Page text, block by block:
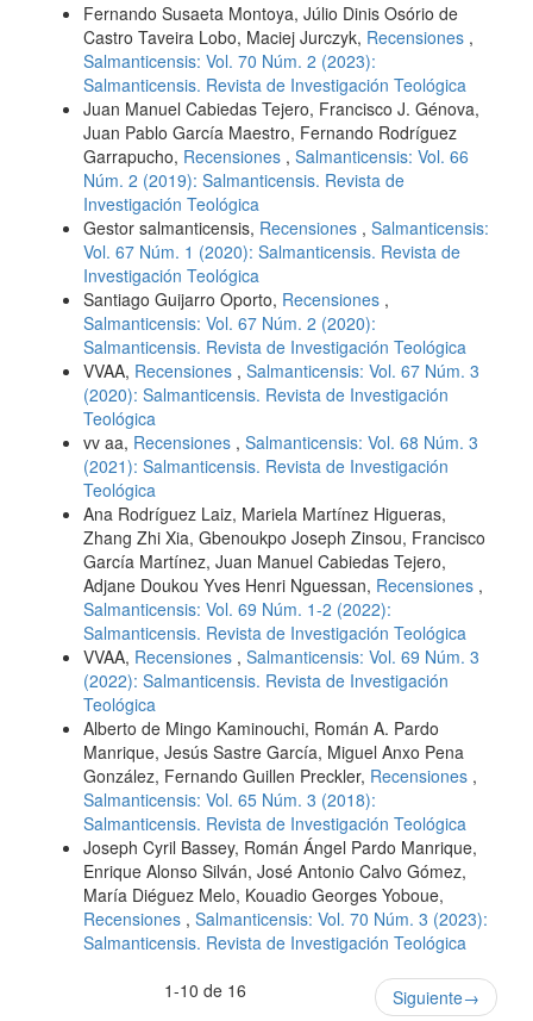
Fernando Susaeta Montoya, Júlio Dinis Osório de
Castro Taveira Lobo, Maciej Jurczyk, Recensiones ,
Salmanticensis: Vol. 70 Núm. 2 (2023):
Salmanticensis. Revista de Investigación Teológica
Juan Manuel Cabiedas Tejero, Francisco J. Génova,
Juan Pablo García Maestro, Fernando Rodríguez
Garrapucho, Recensiones , Salmanticensis: Vol. 66
Núm. 2 (2019): Salmanticensis. Revista de
Investigación Teológica
Gestor salmanticensis, Recensiones , Salmanticensis:
Vol. 67 Núm. 1 (2020): Salmanticensis. Revista de
Investigación Teológica
Santiago Guijarro Oporto, Recensiones ,
Salmanticensis: Vol. 67 Núm. 2 (2020):
Salmanticensis. Revista de Investigación Teológica
VVAA, Recensiones , Salmanticensis: Vol. 67 Núm. 3
(2020): Salmanticensis. Revista de Investigación
Teológica
vv aa, Recensiones , Salmanticensis: Vol. 68 Núm. 3
(2021): Salmanticensis. Revista de Investigación
Teológica
Ana Rodríguez Laiz, Mariela Martínez Higueras,
Zhang Zhi Xia, Gbenoukpo Joseph Zinsou, Francisco
García Martínez, Juan Manuel Cabiedas Tejero,
Adjane Doukou Yves Henri Nguessan, Recensiones ,
Salmanticensis: Vol. 69 Núm. 1-2 (2022):
Salmanticensis. Revista de Investigación Teológica
VVAA, Recensiones , Salmanticensis: Vol. 69 Núm. 3
(2022): Salmanticensis. Revista de Investigación
Teológica
Alberto de Mingo Kaminouchi, Román A. Pardo
Manrique, Jesús Sastre García, Miguel Anxo Pena
González, Fernando Guillen Preckler, Recensiones ,
Salmanticensis: Vol. 65 Núm. 3 (2018):
Salmanticensis. Revista de Investigación Teológica
Joseph Cyril Bassey, Román Ángel Pardo Manrique,
Enrique Alonso Silván, José Antonio Calvo Gómez,
María Diéguez Melo, Kouadio Georges Yoboue,
Recensiones , Salmanticensis: Vol. 70 Núm. 3 (2023):
Salmanticensis. Revista de Investigación Teológica
1-10 de 16
Siguiente→